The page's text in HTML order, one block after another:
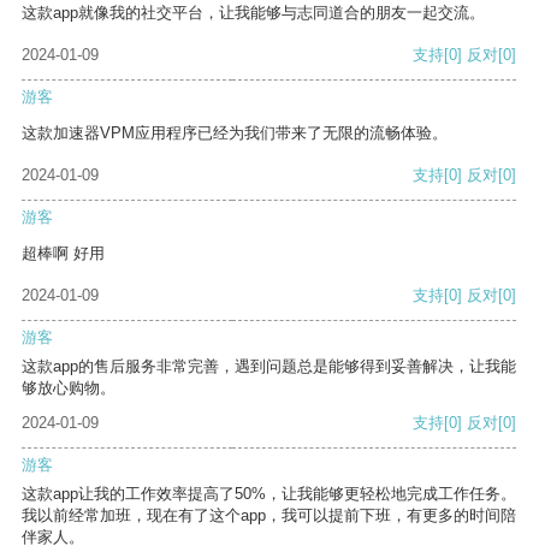
这款app就像我的社交平台，让我能够与志同道合的朋友一起交流。
2024-01-09 支持[0] 反对[0]
游客
这款加速器VPM应用程序已经为我们带来了无限的流畅体验。
2024-01-09 支持[0] 反对[0]
游客
超棒啊 好用
2024-01-09 支持[0] 反对[0]
游客
这款app的售后服务非常完善，遇到问题总是能够得到妥善解决，让我能
够放心购物。
2024-01-09
支持[0] 反对[0]
游客
这款app让我的工作效率提高了50%，让我能够更轻松地完成工作任务。
我以前经常加班，现在有了这个app，我可以提前下班，有更多的时间陪
伴家人。